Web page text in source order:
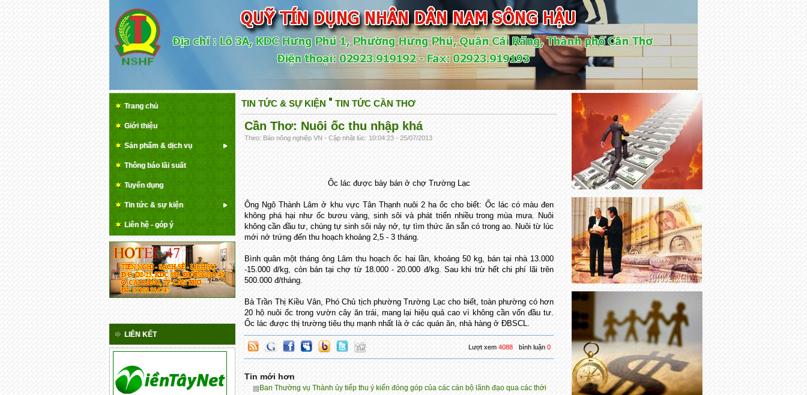
Trang chủ
Giới thiệu
Sản phẩm & dịch vụ
Thông báo lãi suất
Tuyển dụng
Tin tức & sự kiện
Liên hệ - góp ý
LIÊN KẾT
TIN TỨC & SỰ KIỆN TIN TỨC CẦN THƠ
Cần Thơ: Nuôi ốc thu nhập khá
Theo: Báo nông nghiệp VN - Cập nhật lúc: 10:04:23 - 25/07/2013
Ốc lác được bày bán ở chợ Trường Lạc
Ông Ngô Thành Lâm ở khu vực Tân Thạnh nuôi 2 ha ốc cho biết: Ốc lác có màu đen
không phá hại như ốc bươu vàng, sinh sôi và phát triển nhiều trong mùa mưa. Nuôi
không cần đầu tư, chúng tự sinh sôi nảy nở, tự tìm thức ăn sẵn có trong ao. Nuôi từ lúc
mới nở trứng đến thu hoạch khoảng 2,5 - 3 tháng.
Bình quân một tháng ông Lâm thu hoạch ốc hai lần, khoảng 50 kg, bán tại nhà 13.000
-15.000 đ/kg, còn bán tại chợ từ 18.000 - 20.000 đ/kg. Sau khi trừ hết chi phí lãi trên
500.000 đ/tháng.
Bà Trần Thị Kiều Vân, Phó Chủ tịch phường Trường Lạc cho biết, toàn phường có hơn
20 hộ nuôi ốc trong vườn cây ăn trái, mang lại hiệu quả cao vì không cần vốn đầu tư.
Ốc lác được thị trường tiêu thụ mạnh nhất là ở các quán ăn, nhà hàng ở ĐBSCL.
bình luận0
Lượt xem4088
Tin mới hơn
Ban Thường vụ Thành ủy tiếp thu ý kiến đóng góp của các cán bộ lãnh đạo qua các thời